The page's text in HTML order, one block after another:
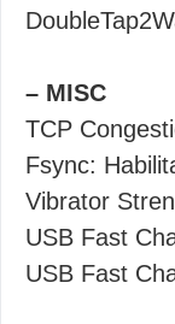
– MISC
TCP
Fsync:
Vibrator
USB Fast
USB Fast